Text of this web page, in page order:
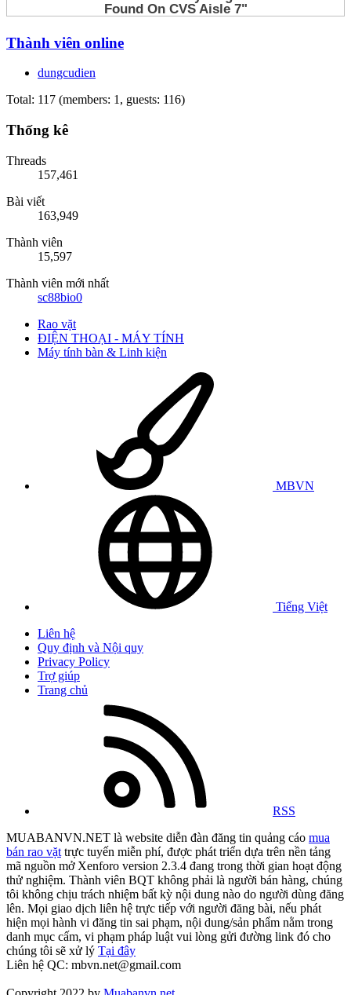
Thành viên online
dungcudien
Total: 117 (members: 1, guests: 116)
Thống kê
Threads
157,461
Bài viết
163,949
Thành viên
15,597
Thành viên mới nhất
sc88bio0
Rao vặt
ĐIỆN THOẠI - MÁY TÍNH
Máy tính bàn & Linh kiện
MBVN
Tiếng Việt
Liên hệ
Quy định và Nội quy
Privacy Policy
Trợ giúp
Trang chủ
RSS
MUABANVN.NET là website diễn đàn đăng tin quảng cáo mua
bán rao vặt trực tuyến miễn phí, được phát triển dựa trên nền tảng
mã nguồn mở Xenforo version 2.3.4 đang trong thời gian hoạt động
thử nghiệm. Thành viên BQT không phải là người bán hàng, chúng
tôi không chịu trách nhiệm bất kỳ nội dung nào do người dùng đăng
lên. Mọi giao dịch liên hệ trực tiếp với người đăng bài, nếu phát
hiện mọi hành vi đăng tin sai phạm, nội dung/sản phẩm nằm trong
danh mục cấm, vi phạm pháp luật vui lòng gửi đường link đó cho
chúng tôi sẽ xử lý Tại đây
Liên hệ QC: mbvn.net@gmail.com